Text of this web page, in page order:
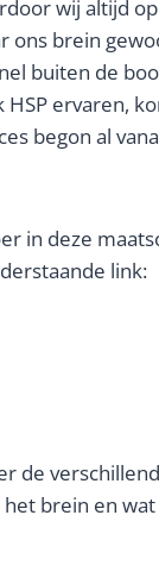
wij altijd
brein
buiten de
ervaren,
begon al
in deze
link:
de
brein en